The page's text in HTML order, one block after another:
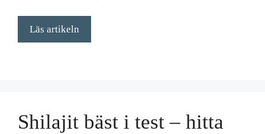
Läs artikeln
Shilajit bäst i test – hitta